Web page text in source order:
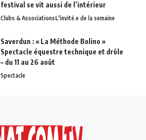
festival se vit aussi de l’intérieur
Clubs & AssociationsL'invité.e de la semaine
Saverdun : « La Méthode Bolino »
Spectacle équestre technique et drôle
– du 11 au 26 août
Spectacle